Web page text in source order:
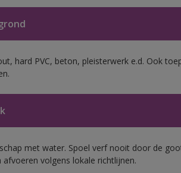
hard PVC, beton, pleisterwerk e.d. Ook
met water. Spoel verf nooit door de
afvoeren volgens lokale richtlijnen.